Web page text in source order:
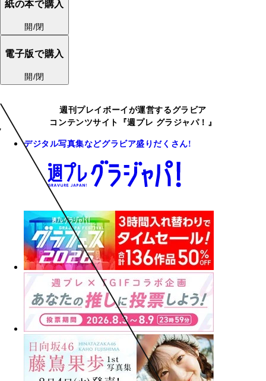
紙の本で購入
開/閉
電子版で購入
開/閉
週刊プレイボーイが運営するグラビア
コンテンツサイト『週プレ グラジャパ！』
デジタル写真集などグラビア盛りだくさん!